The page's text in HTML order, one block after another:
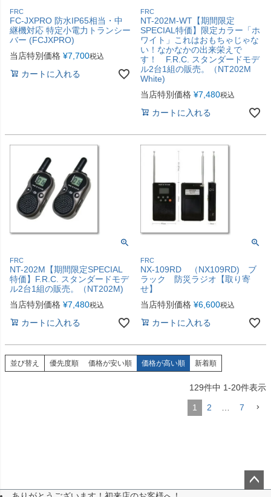
FRC
FC-JXPRO 防水IP65相当・中
継機対応 特定小電力トランシー
バー (FCJXPRO)
当店特別価格 ¥7,700税込
カートに入れる
FRC
NT-202M-WT【期間限定
SPECIAL特価】限定カラー「ホ
ワイト」これはおもちゃじゃな
い！なかなかの出来栄えで
す！ F.R.C. スタンダードモデ
ル2台1組の販売。（NT202M
White)
当店特別価格 ¥7,480税込
カートに入れる
FRC
NT-202M【期間限定SPECIAL
特価】F.R.C. スタンダードモデ
ル2台1組の販売。（NT202M)
当店特別価格 ¥7,480税込
カートに入れる
FRC
NX-109RD （NX109RD) ブ
ラック 防災ラジオ【取り寄
せ】
当店特別価格 ¥6,600税込
カートに入れる
並び替え 優先度順 価格が安い順 価格が高い順 新着順
129件中 1-20件表示
1 2 7